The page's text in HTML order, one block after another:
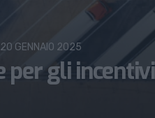
per gli
20 GENNAIO 2025